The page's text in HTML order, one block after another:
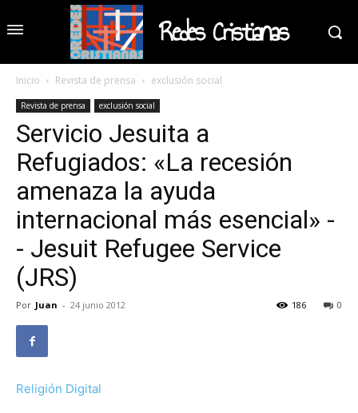
Redes Cristianas
Inicio Revista de prensa exclusión social
Revista de prensa exclusión social
Servicio Jesuita a
Refugiados: «La recesión
amenaza la ayuda
internacional más esencial» -
- Jesuit Refugee Service
(JRS)
Por Juan - 24 junio 2012 0
186
Religión Digital